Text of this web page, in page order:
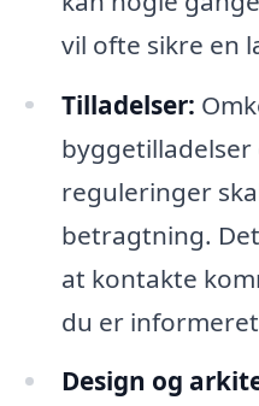
vil ofte sikre en
Tilladelser:
reguleringer
betragtning.
at kontakte
du er
Design og